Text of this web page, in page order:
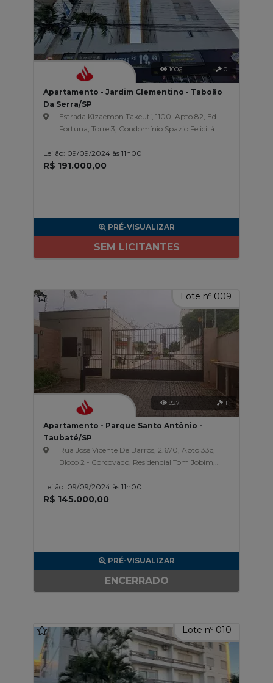
1006 0
Apartamento - Jardim Clementino - Taboão
Da Serra/SP
Estrada Kizaemon Takeuti, 1100, Apto 82, Ed
Fortuna, Torre 3, Condomínio Spazio Felicitá,
Leilão: 09/09/2024 às 11h00
R$ 191.000,00
PRÉ-VISUALIZAR
SEM LICITANTES
Lote nº 009
927 1
Apartamento - Parque Santo Antônio -
Taubaté/SP
Rua José Vicente De Barros, 2.670, Apto 33c,
Bloco 2 - Corcovado, Residencial Tom Jobim,
Leilão: 09/09/2024 às 11h00
R$ 145.000,00
PRÉ-VISUALIZAR
ENCERRADO
Lote nº 010